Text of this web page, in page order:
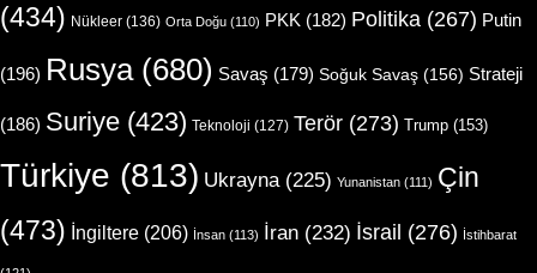
(434) Nükleer (136) Orta Doğu (110) PKK (182) Politika (267) Putin
(196) Rusya(680) Savaş (179) Soğuk Savaş (156) Strateji
(186) Suriye (423) Teknoloji (127) Terör (273) Trump (153)
Türkiye (813) Ukrayna(225) Yunanistan (111) Çin
(473) İngiltere (206) İnsan (113) İran (232) İsrail (276) İstihbarat